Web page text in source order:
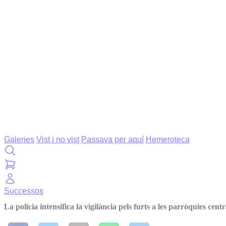
Galeries Vist i no vist Passava per aquí Hemeroteca
Successos
La policia intensifica la vigilància pels furts a les parròquies